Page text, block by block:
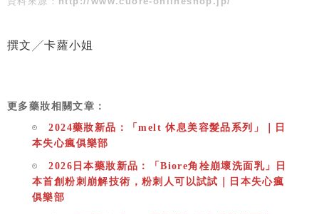
撰文╱卡蘿小姐
更多藥妝相關文章：
2024藥妝新品：「melt 休息美容髮品系列」｜日
本失心瘋俱樂部
2026日本藥妝新品：「Biore角栓崩壞洗面乳」日
本首創粉刺崩解技術，粉刺人可以試試｜日本失心瘋
俱樂部